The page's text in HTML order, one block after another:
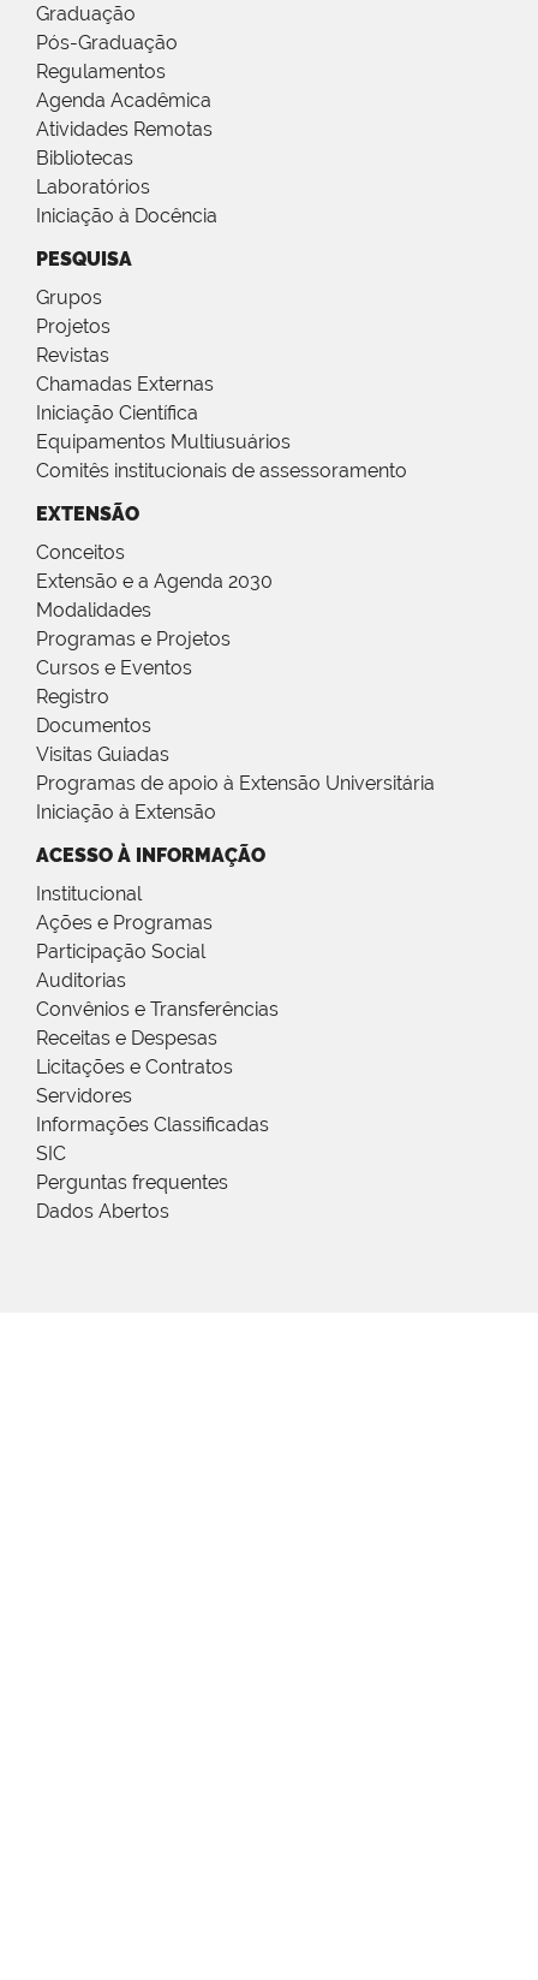
Graduação
Pós-Graduação
Regulamentos
Agenda Acadêmica
Atividades Remotas
Bibliotecas
Laboratórios
Iniciação à Docência
PESQUISA
Grupos
Projetos
Revistas
Chamadas Externas
Iniciação Científica
Equipamentos Multiusuários
Comitês institucionais de assessoramento
EXTENSÃO
Conceitos
Extensão e a Agenda 2030
Modalidades
Programas e Projetos
Cursos e Eventos
Registro
Documentos
Visitas Guiadas
Programas de apoio à Extensão Universitária
Iniciação à Extensão
ACESSO À INFORMAÇÃO
Institucional
Ações e Programas
Participação Social
Auditorias
Convênios e Transferências
Receitas e Despesas
Licitações e Contratos
Servidores
Informações Classificadas
SIC
Perguntas frequentes
Dados Abertos